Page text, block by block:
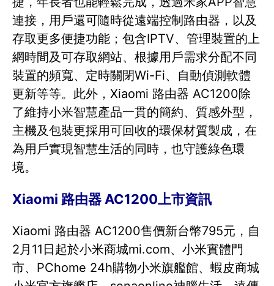
連接，用戶還可隨時從遠端控制路由器，以及
存取更多便捷功能；包含IPTV、管理裝置的上
網時間及可存取網站、根據用戶需求分配不同
裝置的頻寬、定時關閉Wi-Fi、自動偵測軟體
更新等等。此外，Xiaomi 路由器 AC1200除
了維持小米智慧產品一貫的簡約、質感外型，
主機及包裝更採用可回收的環保材質製成，在
為用戶實現智慧生活的同時，也守護綠色環
境。
Xiaomi 路由器 AC1200上市資訊
Xiaomi 路由器 AC1200售價新台幣795元，自
2月11日起於小米商城mi.com、小米實體門
市、PChome 24h購物小米旗艦館、蝦皮商城